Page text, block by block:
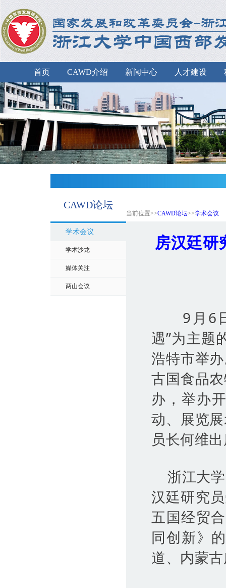
首页 CAWD介绍 新闻中心 人才建设
CAWD论坛
当前位置>>CAWD论坛>>学术会议
学术会议
学术沙龙
媒体关注
两山会议
房汉廷研
9月6日-
遇”为主题
浩特市举
古国食品
办，举办
动、展览
员长何维
浙江大
汉廷研究
五国经贸
同创新》
道、内蒙